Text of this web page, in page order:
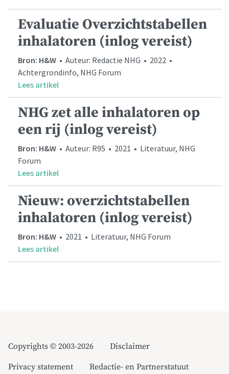
Evaluatie Overzichtstabellen
inhalatoren (inlog vereist)
Bron: H&W • Auteur: Redactie NHG • 2022 •
Achtergrondinfo, NHG Forum
Lees artikel
NHG zet alle inhalatoren op
een rij (inlog vereist)
Bron: H&W • Auteur: R95 • 2021 • Literatuur, NHG
Forum
Lees artikel
Nieuw: overzichtstabellen
inhalatoren (inlog vereist)
Bron: H&W • 2021 • Literatuur, NHG Forum
Lees artikel
Copyrights © 2003-2026
Disclaimer
Privacy statement
Redactie- en Partnerstatuut